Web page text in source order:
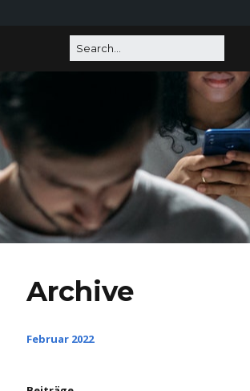
Archive
Februar 2022